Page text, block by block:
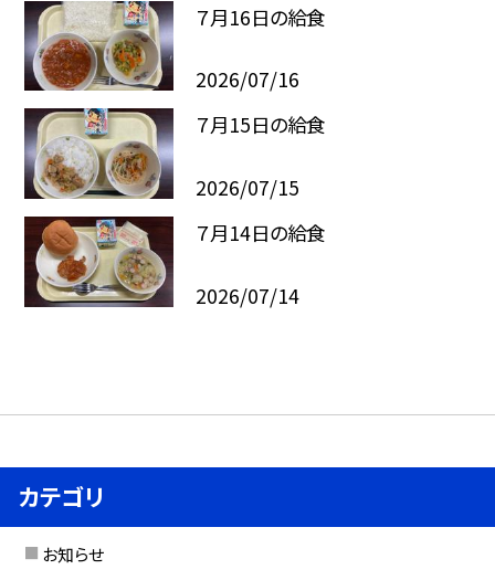
７月16日の給食
2026/07/16
７月15日の給食
2026/07/15
７月14日の給食
2026/07/14
カテゴリ
お知らせ